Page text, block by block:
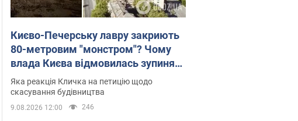
Києво-Печерську лавру закриють
80-метровим "монстром"? Чому
влада Києва відмовилась зупиняти
будівництво хмарочоса
"московського вірянина"
Яка реакція Кличка на петицію щодо
скасування будівництва
9.08.2026 12:00 246